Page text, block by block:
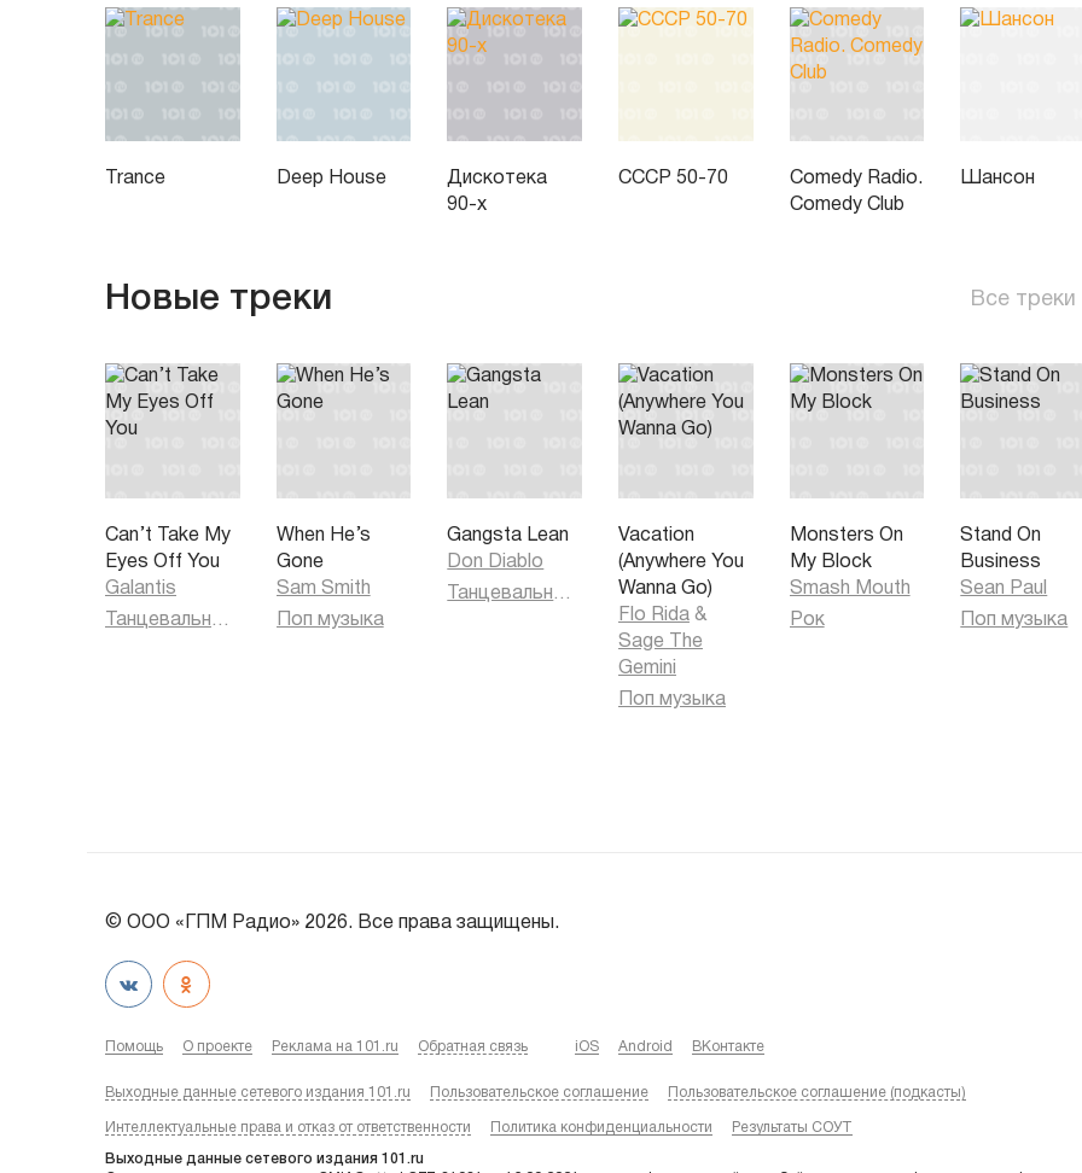
Trance Deep House
Дискотека
90-х
СССР 50-70
Comedy Radio.
Comedy Club
Шансон
Новые треки Все треки
Can’t Take My
Eyes Off You
Galantis
Танцевальная музыка
When He’s
Gone
Sam Smith
Поп музыка
Gangsta Lean
Don Diablo
Танцевальная музыка
Vacation
(Anywhere You
Wanna Go)
Flo Rida &
Sage The
Gemini
Поп музыка
Monsters On
My Block
Smash Mouth
Рок
Stand On
Business
Sean Paul
Поп музыка
© ООО «ГПМ Радио» 2026. Все права защищены.
Помощь О проекте Реклама на 101.ru Обратная связь iOS Android ВКонтакте
Выходные данные сетевого издания 101.ru Пользовательское соглашение Пользовательское соглашение (подкасты)
Интеллектуальные права и отказ от ответственности Политика конфиденциальности Результаты СОУТ
Выходные данные сетевого издания 101.ru